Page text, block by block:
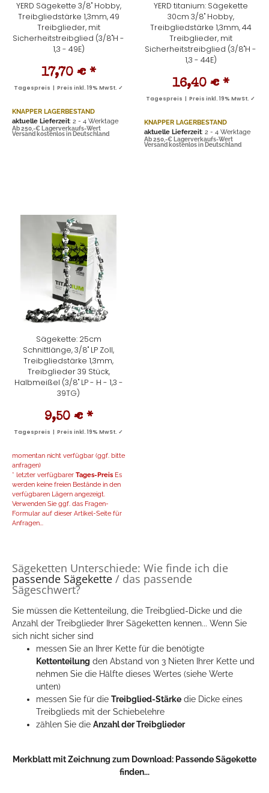
YERD Sägekette 3/8" Hobby,
Treibgliedstärke 1,3mm, 49
Treibglieder, mit
Sicherheitstreibglied (3/8"H -
1,3 - 49E)
17,70 € *
Tagespreis | Preis inkl. 19% MwSt. ✓
KNAPPER LAGERBESTAND
aktuelle Lieferzeit: 2 - 4 Werktage
Ab 250,-€ Lagerverkaufs-Wert
Versand kostenlos in Deutschland
YERD titanium: Sägekette
30cm 3/8" Hobby,
Treibgliedstärke 1,3mm, 44
Treibglieder, mit
Sicherheitstreibglied (3/8"H -
1,3 - 44E)
16,40 € *
Tagespreis | Preis inkl. 19% MwSt. ✓
KNAPPER LAGERBESTAND
aktuelle Lieferzeit: 2 - 4 Werktage
Ab 250,-€ Lagerverkaufs-Wert
Versand kostenlos in Deutschland
Sägekette: 25cm
Schnittlänge, 3/8" LP Zoll,
Treibgliedstärke 1,3mm,
Treibglieder 39 Stück,
Halbmeißel (3/8" LP - H - 1,3 -
39TG)
9,50 € *
Tagespreis | Preis inkl. 19% MwSt. ✓
momentan nicht verfügbar (ggf. bitte
anfragen)
* letzter verfügbarer Tages-Preis Es
werden keine freien Bestände in den
verfügbaren Lägern angezeigt.
Verwenden Sie ggf. das Fragen-
Formular auf dieser Artikel-Seite für
Anfragen...
Sägeketten Unterschiede: Wie finde ich die
passende Sägekette / das passende
Sägeschwert?
Sie müssen die Kettenteilung, die Treibglied-Dicke und die
Anzahl der Treibglieder Ihrer Sägeketten kennen... Wenn Sie
sich nicht sicher sind
messen Sie an Ihrer Kette für die benötigte
Kettenteilung den Abstand von 3 Nieten Ihrer Kette und
nehmen Sie die Hälfte dieses Wertes (siehe Werte
unten)
messen Sie für die Treibglied-Stärke die Dicke eines
Treibglieds mit der Schiebelehre
zählen Sie die Anzahl der Treibglieder
Merkblatt mit Zeichnung zum Download: Passende Sägekette
finden...